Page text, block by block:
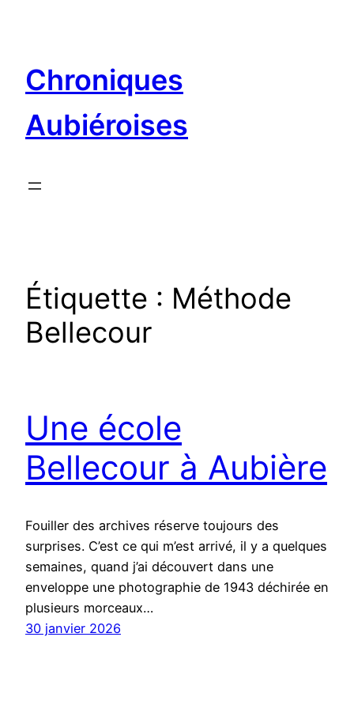
Chroniques
Aubiéroises
Étiquette : Méthode
Bellecour
Une école
Bellecour à Aubière
Fouiller des archives réserve toujours des
surprises. C’est ce qui m’est arrivé, il y a quelques
semaines, quand j’ai découvert dans une
enveloppe une photographie de 1943 déchirée en
plusieurs morceaux…
30 janvier 2026